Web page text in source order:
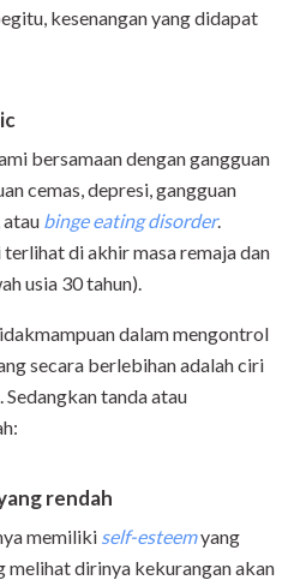
kesenangan yang didapat
bersamaan dengan gangguan
cemas, depresi, gangguan
atau binge eating disorder.
di akhir masa remaja dan
usia 30 tahun).
dalam mengontrol
secara berlebihan adalah ciri
tanda atau
rendah
memiliki self-esteemyang
melihat dirinya kekurangan akan